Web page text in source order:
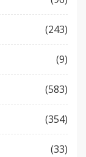
(243)
(9)
(583)
(354)
(33)